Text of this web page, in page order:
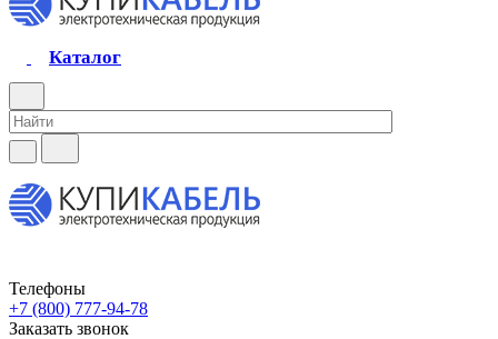
Каталог
Телефоны
+7 (800) 777-94-78
Заказать звонок